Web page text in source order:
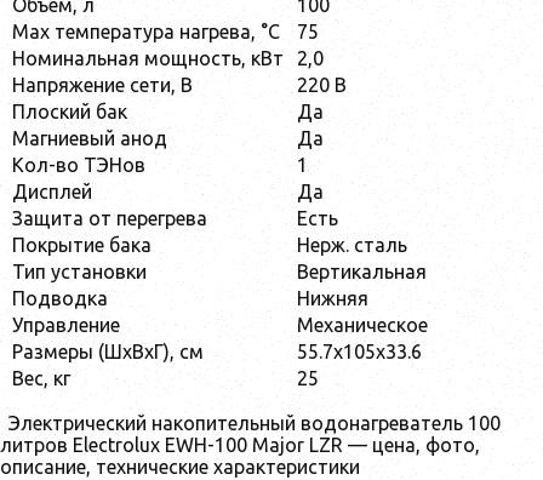
Объем, л
100
Max температура нагрева, °С
75
Номинальная мощность, кВт
2,0
Напряжение сети, В
220 В
Плоский бак
Да
Магниевый анод
Да
Кол-во ТЭНов
1
Дисплей
Да
Защита от перегрева
Есть
Покрытие бака
Нерж. сталь
Тип установки
Вертикальная
Подводка
Нижняя
Управление
Механическое
Размеры (ШхВхГ), см
55.7x105x33.6
Вес, кг
25
Электрический накопительный водонагреватель 100
литров Electrolux EWH-100 Major LZR — цена, фото,
описание, технические характеристики